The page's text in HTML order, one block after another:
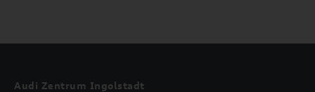
Audi Zentrum Ingolstadt